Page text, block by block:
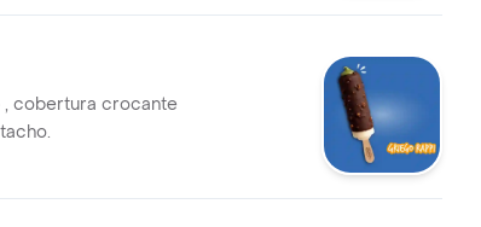
cobertura crocante